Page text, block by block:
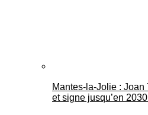
Mantes-la-Jolie : Joan
et signe jusqu’en